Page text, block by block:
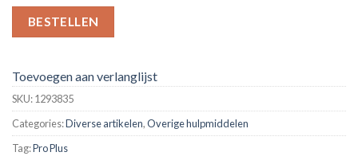
BESTELLEN
Toevoegen aan verlanglijst
SKU:1293835
Categories:Diverse artikelen,Overige hulpmiddelen
Tag:Pro Plus